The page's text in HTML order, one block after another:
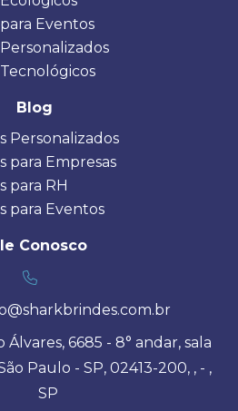
Eventos
Blog
Personalizados
para Empresas
para RH
para Eventos
Conosco
Álvares, 6685 - 8° andar, sala
Paulo - SP, 02413-200, , - ,
SP